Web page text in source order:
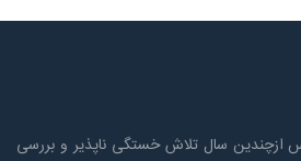
ازچندين سال تلاش خستگی ناپذير و بررسی